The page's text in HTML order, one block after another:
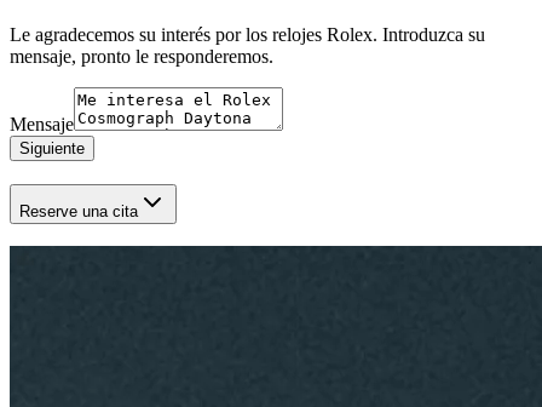
Le agradecemos su interés por los relojes Rolex. Introduzca su
mensaje, pronto le responderemos.
Mensaje
Siguiente
Reserve una cita